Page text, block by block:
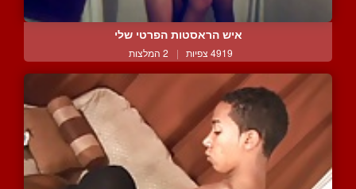
איש הראסטות הפרטי שלי
4919 צפיות | 2 המלצות